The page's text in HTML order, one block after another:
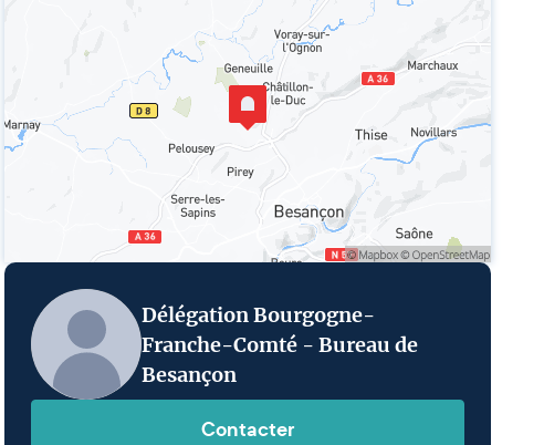
Délégation Bourgogne-
Franche-Comté - Bureau de
Besançon
Contacter